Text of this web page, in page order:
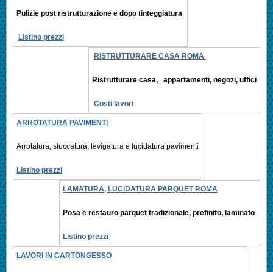
Pulizie post ristrutturazione e dopo tinteggiatura
Listino prezzi
RISTRUTTURARE CASA ROMA
Ristrutturare casa, appartamenti, negozi, uffici
Costi lavori
ARROTATURA PAVIMENTI
Arrotatura, stuccatura, levigatura e lucidatura pavimenti
Listino prezzi
LAMATURA, LUCIDATURA PARQUET ROMA
Posa e restauro parquet tradizionale, prefinito, laminato
Listino prezzi
LAVORI IN CARTONGESSO